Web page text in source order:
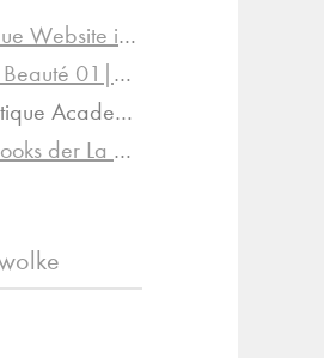
ist online!
01|23 ist da!
Spring-Summer 2023
Collection Spring-Summer 2023